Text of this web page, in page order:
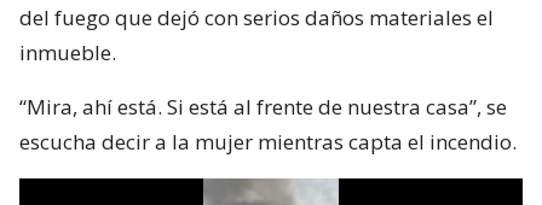
del fuego que dejó con serios daños materiales el
inmueble.
“Mira, ahí está. Si está al frente de nuestra casa”, se
escucha decir a la mujer mientras capta el incendio.